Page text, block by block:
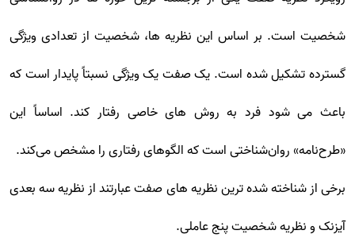
شخصیت است. بر اساس این نظریه ها، شخصیت از تعدادی ویژگی
گسترده تشکیل شده است. یک صفت یک ویژگی نسبتاً پایدار است که
باعث می شود فرد به روش های خاصی رفتار کند. اساساً این
«طرح‌نامه» روان‌شناختی است که الگوهای رفتاری را مشخص می‌کند.
برخی از شناخته شده ترین نظریه های صفت عبارتند از نظریه سه بعدی
آیزنک و نظریه شخصیت پنج عاملی.